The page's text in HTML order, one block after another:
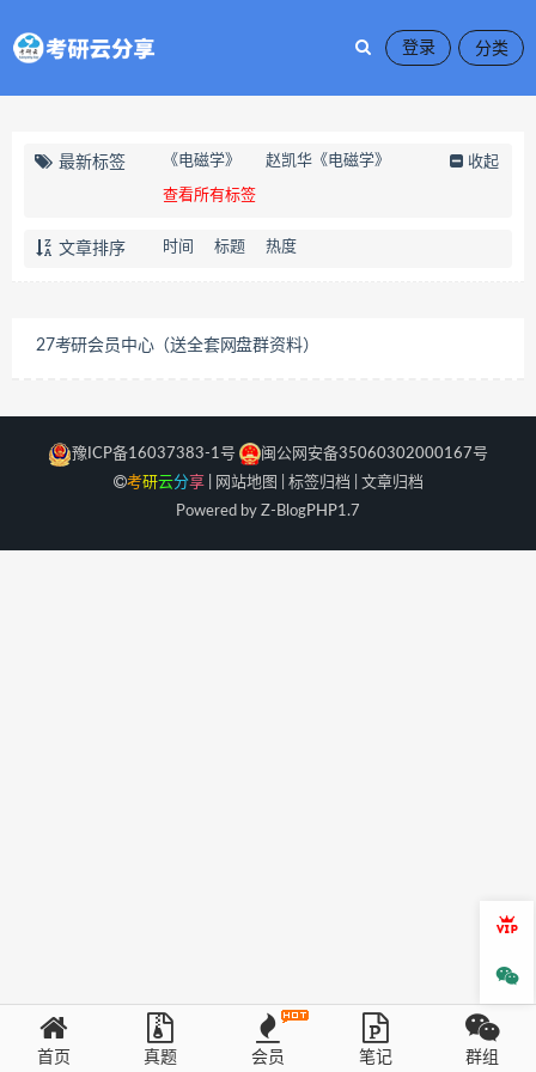
登录
最新标签 《电磁学》 赵凯华《电磁学》
查看所有标签
收起
文章排序 时间 标题 热度
27考研会员中心（送全套网盘群资料）
豫ICP备16037383-1号
闽公网安备35060302000167号
考研云分享| 网站地图 标签归档
文章归档
Powered by Z-BlogPHP1.7
首页 真题 会员 笔记 群组
会员
微信